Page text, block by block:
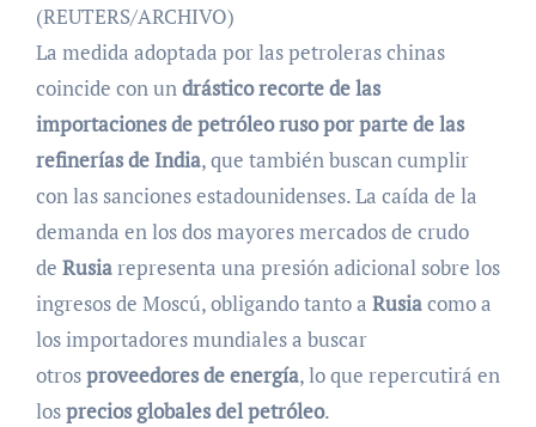
(REUTERS/ARCHIVO)
La medida adoptada por las petroleras chinas
coincide con undrástico recorte de las
importaciones de petróleo ruso por parte de las
refinerías de India, que también buscan cumplir
con las sanciones estadounidenses. La caída de la
demanda en los dos mayores mercados de crudo
de Rusiarepresenta una presión adicional sobre los
ingresos de Moscú, obligando tanto a Rusiacomo a
los importadores mundiales a buscar
otrosproveedores de energía, lo que repercutirá en
losprecios globales del petróleo.